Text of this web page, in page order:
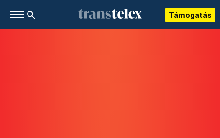
Támogatás